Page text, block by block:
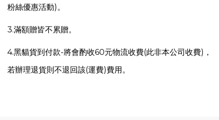
粉絲優惠活動)。
3.滿額贈皆不累贈。
4.黑貓貨到付款-將會酌收60元物流收費(此非本公司收費)，
若辦理退貨則不退回該(運費)費用。